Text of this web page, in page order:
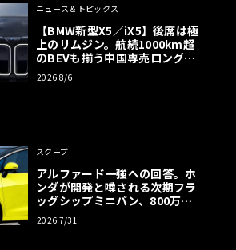
ニュース＆トピックス
【BMW新型X5／iX5】後席は極
上のリムジン。航続1000km超
のBEVも揃う中国専売ロング仕
様の全貌
2026 8/6
スクープ
アルファード一強への回答。ホ
ンダが開発と噂される次期フラ
ッグシップミニバン、800万円
超の勝算【予想CG】
2026 7/31